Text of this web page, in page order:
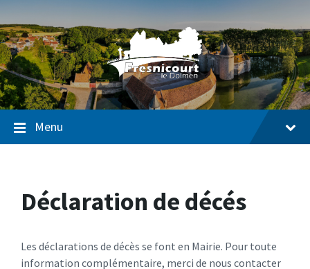
Passer
contenu
Passer
la
navigation
Passer
pied
de
page
Menu
Déclaration de décés
Les déclarations de décès se font en Mairie. Pour toute
information complémentaire, merci de nous contacter